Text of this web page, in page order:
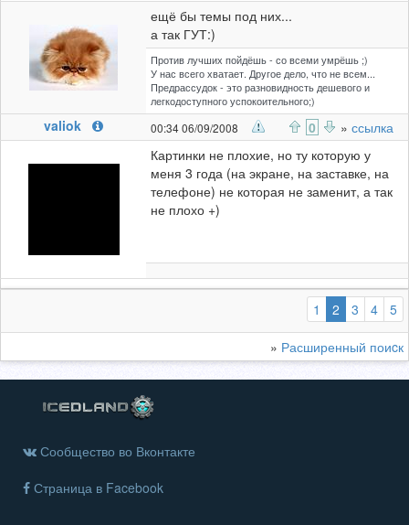
ещё бы темы под них...
а так ГУТ:)
Против лучших пойдёшь - со всеми умрёшь ;)
У нас всего хватает. Дрyгое дело, что не всем...
Предрассудок - это разновидность дешевого и
легкодоступного успокоительного;)
valiok 00:34 06/09/2008 0 » ссылка
Картинки не плохие, но ту которую у
меня 3 года (на экране, на заставке, на
телефоне) не которая не заменит, а так
не плохо +)
1 2 3 4 5
» Расширенный поиcк
Сообщество во Вконтакте
Страница в Facebook